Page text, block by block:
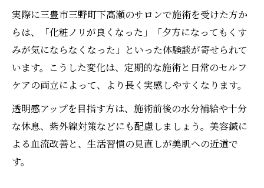
実際に三豊市三野町下高瀬のサロンで施術を受けた方か
らは、「化粧ノリが良くなった」「夕方になってもくす
みが気にならなくなった」といった体験談が寄せられて
います。こうした変化は、定期的な施術と日常のセルフ
ケアの両立によって、より長く実感しやすくなります。
透明感アップを目指す方は、施術前後の水分補給や十分
な休息、紫外線対策などにも配慮しましょう。美容鍼に
よる血流改善と、生活習慣の見直しが美肌への近道で
す。